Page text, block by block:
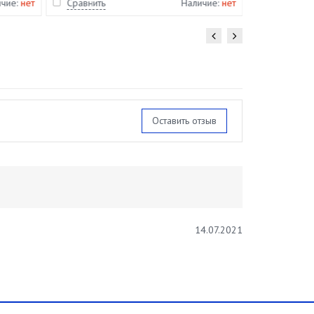
нет Сравнить Наличие: нет
Оставить отзыв
14.07.2021